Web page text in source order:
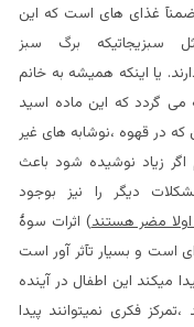
غذای های است که این
برگ سبز
یا اینکه همیشه به خانم
می گردد که این ماده اسید
که در قهوه ،نوشابه های غیر
اگر زیاد نوشیده شود باعث
دیگر را نیز بوجود
مضر هستند) اثرات سوۀ
است و بسیار تآثر آور است
میکند این اطفال در آینده
فکری نمیتوانند پیدا